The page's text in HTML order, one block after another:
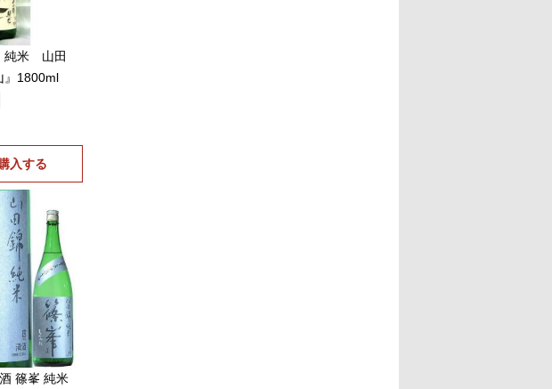
米 山田
1800ml
入する
篠峯 純米